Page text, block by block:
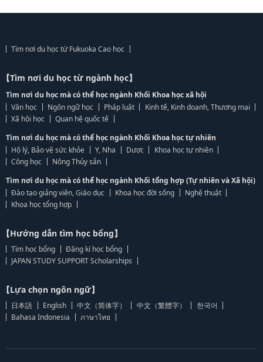
Tìm nơi du học từ Fukuoka Cao học
【Tìm nơi du học từ ngành học】
Tìm nơi du học mà có thể học ngành Khối Khoa học xã hội
Văn học
Ngôn ngữ học Pháp luật
Kinh tế, Kinh doanh, Thương mại
Xã hội học
Quan hệ quốc tế
Tìm nơi du học mà có thể học ngành Khối Khoa học tự nhiên
Hộ lý, Bảo vệ sức khỏe
Y, Nha Dược
Khoa học tự nhiên
Công học
Nông Thủy sản
Tìm nơi du học mà có thể học ngành Khối tổng hợp (Tự nhiên và Xã hội)
Đào tạo giảng viên, Giáo dục
Khoa học đời sống
Nghệ thuật
Khoa học tổng hợp
【Hướng dẫn tìm học bổng】
Tìm học bổng
Đăng kí học bổng
JAPAN STUDY SUPPORT Scholarships
【Lựa chọn ngôn ngữ】
日本語 English 中文（简体字） 中文（繁體字）
한국어
Bahasa Indonesia
ภาษาไทย